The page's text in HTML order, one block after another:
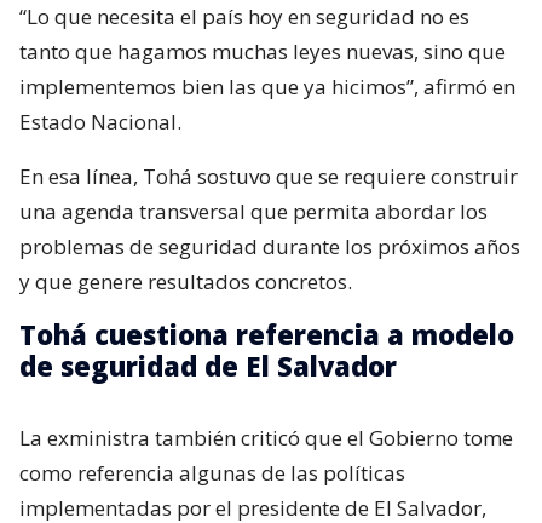
“Lo que necesita el país hoy en seguridad no es
tanto que hagamos muchas leyes nuevas, sino que
implementemos bien las que ya hicimos”, afirmó en
Estado Nacional.
En esa línea, Tohá sostuvo que se requiere construir
una agenda transversal que permita abordar los
problemas de seguridad durante los próximos años
y que genere resultados concretos.
Tohá cuestiona referencia a modelo
de seguridad de El Salvador
La exministra también criticó que el Gobierno tome
como referencia algunas de las políticas
implementadas por el presidente de El Salvador,